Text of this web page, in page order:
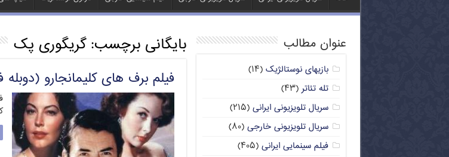
بایگانی برچسب:گریگوری پک
فیلم برف های کلیمانجارو
عنوان مطالب
بازیهای نوستالژیک (۱۴)
تله تئاتر(۴۳)
سریال تلویزیونی ایرانی (۲۱۵)
سریال تلویزیونی خارجی (۸۰)
فیلم سینمایی ایرانی (۴۰۵)